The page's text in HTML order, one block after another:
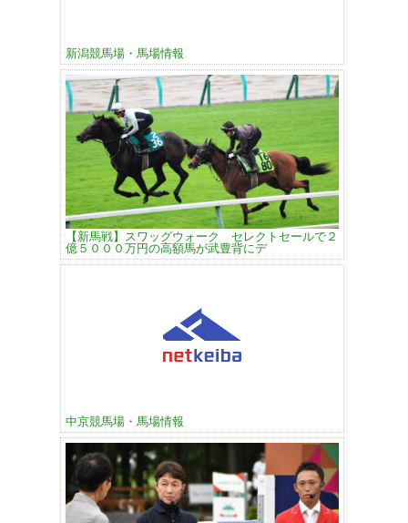
新潟競馬場・馬場情報
【新馬戦】スワッグウォーク セレクトセールで２
億５０００万円の高額馬が武豊背にデ
中京競馬場・馬場情報